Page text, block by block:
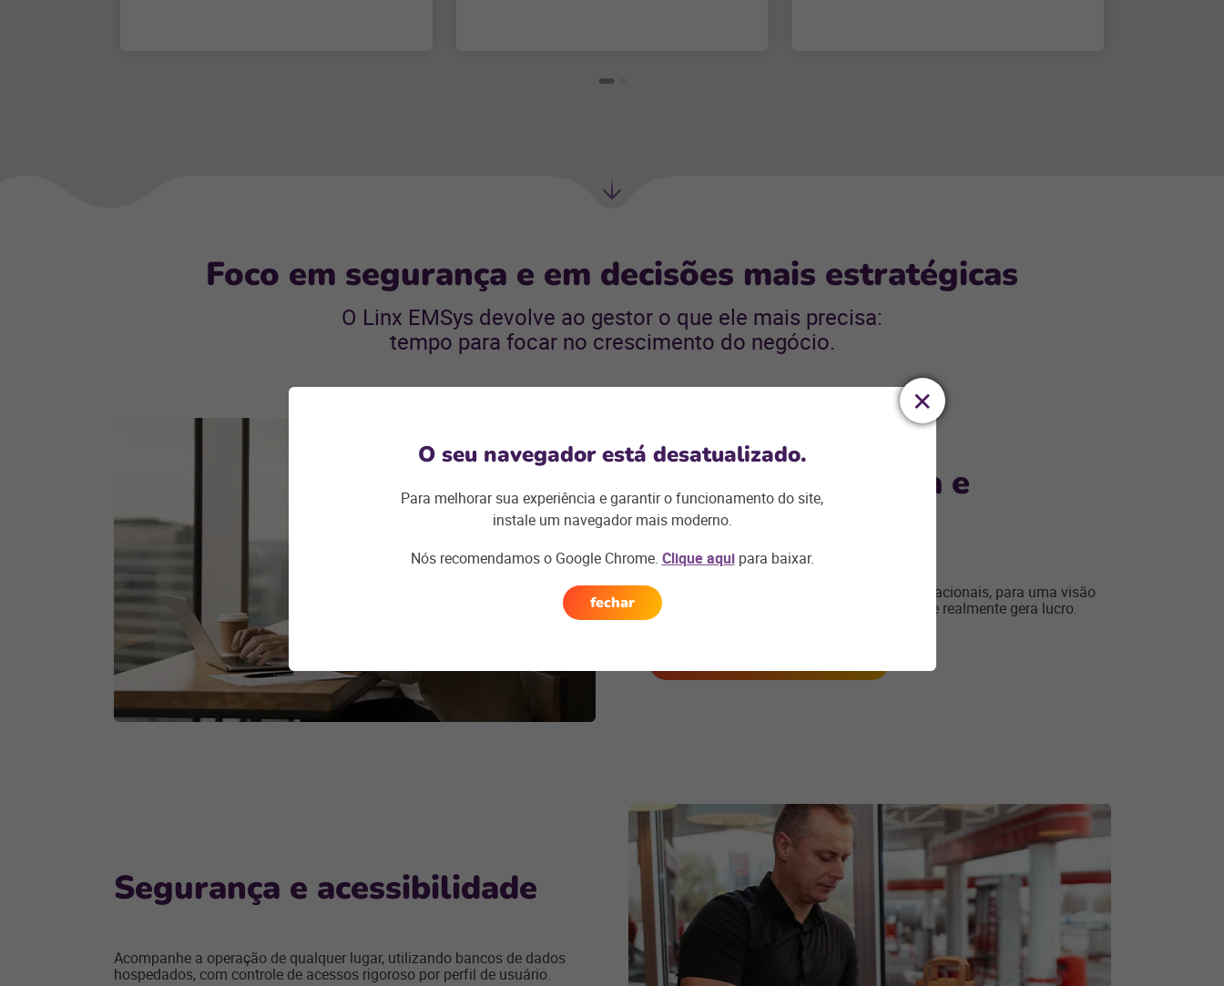
Foco em segurança e em decisões mais estratégicas
O Linx EMSys devolve ao gestor o que ele mais precisa:
tempo para focar no crescimento do negócio.
Visão centralizada e
em tempo real
Centralize todos os dados financeiros e operacionais, para uma visão
completa sobre o que entra, o que sai e o que realmente gera lucro.
Segurança e acessibilidade
Acompanhe a operação de qualquer lugar, utilizando bancos de dados
hospedados, com controle de acessos rigoroso por perfil de usuário.
O seu navegador está desatualizado.
Para melhorar sua experiência e garantir o funcionamento do site,
instale um navegador mais moderno.
Nós recomendamos o Google Chrome. Clique aquipara baixar.
fechar